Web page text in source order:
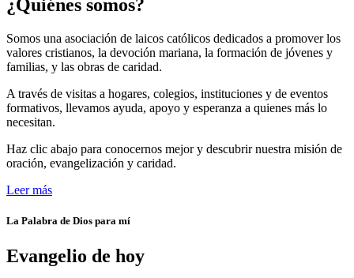
¿Quiénes somos?
Somos una asociación de laicos católicos dedicados a promover los
valores cristianos, la devoción mariana, la formación de jóvenes y
familias, y las obras de caridad.
A través de visitas a hogares, colegios, instituciones y de eventos
formativos, llevamos ayuda, apoyo y esperanza a quienes más lo
necesitan.
Haz clic abajo para conocernos mejor y descubrir nuestra misión de
oración, evangelización y caridad.
Leer más
La Palabra de Dios para mí
Evangelio de hoy